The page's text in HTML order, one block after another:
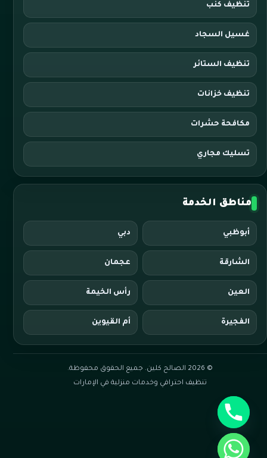
تنظيف كنب
غسيل السجاد
تنظيف الستائر
تنظيف خزانات
مكافحة حشرات
تسليك مجاري
مناطق الخدمة
أبوظبي دبي
الشارقة عجمان
العين رأس الخيمة
الفجيرة أم القيوين
© 2026 الصالح كلين. جميع الحقوق محفوظة.
تنظيف احترافي وخدمات منزلية في الإمارات